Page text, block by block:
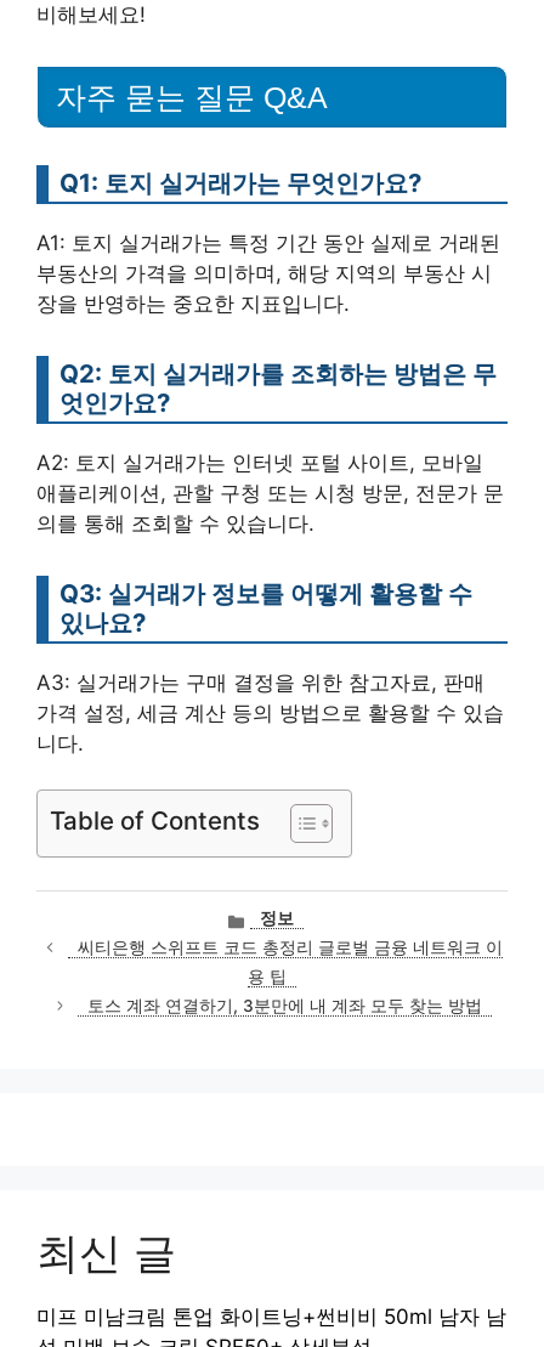
비해보세요!
자주 묻는 질문 Q&A
Q1: 토지 실거래가는 무엇인가요?
A1: 토지 실거래가는 특정 기간 동안 실제로 거래된
부동산의 가격을 의미하며, 해당 지역의 부동산 시
장을 반영하는 중요한 지표입니다.
Q2: 토지 실거래가를 조회하는 방법은 무
엇인가요?
A2: 토지 실거래가는 인터넷 포털 사이트, 모바일
애플리케이션, 관할 구청 또는 시청 방문, 전문가 문
의를 통해 조회할 수 있습니다.
Q3: 실거래가 정보를 어떻게 활용할 수
있나요?
A3: 실거래가는 구매 결정을 위한 참고자료, 판매
가격 설정, 세금 계산 등의 방법으로 활용할 수 있습
니다.
Table of Contents
카
테
고
리
정보
씨티은행 스위프트 코드 총정리 글로벌 금융 네트워크 이
용 팁
토스 계좌 연결하기, 3분만에 내 계좌 모두 찾는 방법
최신 글
미프 미남크림 톤업 화이트닝+썬비비 50ml 남자 남